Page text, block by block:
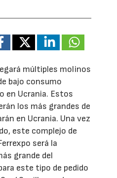
múltiples molinos
bajo consumo
en Ucrania. Estos
los más grandes de
en Ucrania. Una vez
este complejo de
será la
grande del
este tipo de pedido